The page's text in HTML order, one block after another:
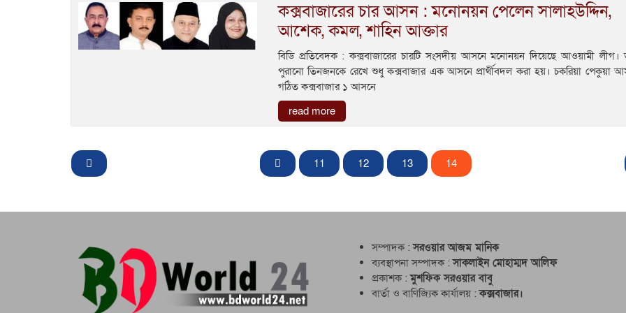
কক্সবাজারের চার আসন : মনোনয়ন পেলেন সালাহউদ্দিন,
আশেক, কমল, শাহিন আক্তার
বিডি প্রতিবেদক : কক্সবাজারের চারটি সংসদীয় আসনে মনোনয়ন দিয়েছে আওয়ামী লীগ।
পুরানো তিনজনকে রেখে শুধু কক্সবাজার এক আসনে প্রার্থীবদল করা হয়। চকরিয়া পেকুয়া
গঠিত কক্সবাজার ১ আসনে
read more
11 12 13 14
সম্পাদক :সরওয়ার আজম মানিক
ব্যবস্থাপনা সম্পাদক :সাকলাইন মোহাম্মদ আলিফ
প্রকাশক :মুশফিক সরওয়ার বাবু
বার্তা ও বাণিজ্যিক কার্যালয় :কক্সবাজার।